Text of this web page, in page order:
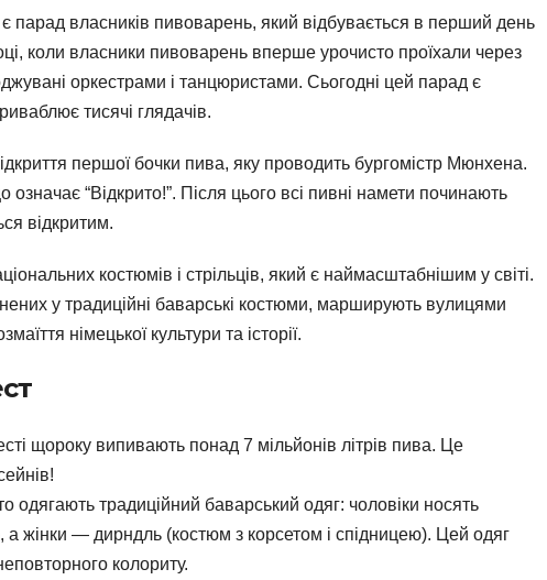
парад власників пивоварень, який відбувається в перший день
коли власники пивоварень вперше урочисто проїхали через
оркестрами і танцюристами. Сьогодні цей парад є
тисячі глядачів.
першої бочки пива, яку проводить бургомістр Мюнхена.
“Відкрито!”. Після цього всі пивні намети починають
відкритим.
костюмів і стрільців, який є наймасштабнішим у світі.
у традиційні баварські костюми, марширують вулицями
німецької культури та історії.
щороку випивають понад 7 мільйонів літрів пива. Це
одягають традиційний баварський одяг: чоловіки носять
а жінки — дирндль (костюм з корсетом і спідницею). Цей одяг
колориту.